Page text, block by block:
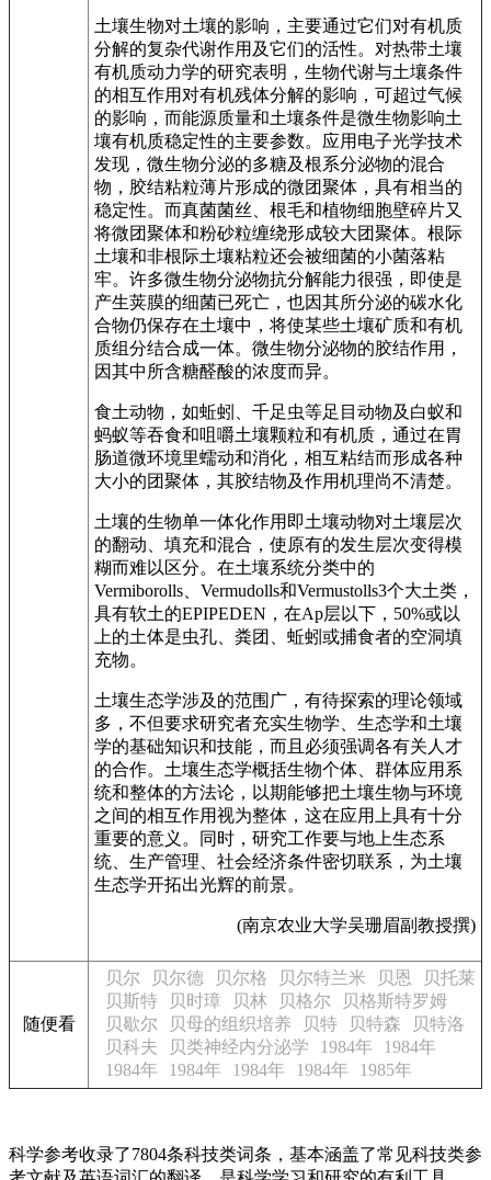
土壤生物对土壤的影响，主要通过它们对有机质
分解的复杂代谢作用及它们的活性。对热带土壤
有机质动力学的研究表明，生物代谢与土壤条件
的相互作用对有机残体分解的影响，可超过气候
的影响，而能源质量和土壤条件是微生物影响土
壤有机质稳定性的主要参数。应用电子光学技术
发现，微生物分泌的多糖及根系分泌物的混合
物，胶结粘粒薄片形成的微团聚体，具有相当的
稳定性。而真菌菌丝、根毛和植物细胞壁碎片又
将微团聚体和粉砂粒缠绕形成较大团聚体。根际
土壤和非根际土壤粘粒还会被细菌的小菌落粘
牢。许多微生物分泌物抗分解能力很强，即使是
产生荚膜的细菌已死亡，也因其所分泌的碳水化
合物仍保存在土壤中，将使某些土壤矿质和有机
质组分结合成一体。微生物分泌物的胶结作用，
因其中所含糖醛酸的浓度而异。
食土动物，如蚯蚓、千足虫等足目动物及白蚁和
蚂蚁等吞食和咀嚼土壤颗粒和有机质，通过在胃
肠道微环境里蠕动和消化，相互粘结而形成各种
大小的团聚体，其胶结物及作用机理尚不清楚。
土壤的生物单一体化作用即土壤动物对土壤层次
的翻动、填充和混合，使原有的发生层次变得模
糊而难以区分。在土壤系统分类中的
Vermiborolls、Vermudolls和Vermustolls3个大土类，
具有软土的EPIPEDEN，在Ap层以下，50%或以
上的土体是虫孔、粪团、蚯蚓或捕食者的空洞填
充物。
土壤生态学涉及的范围广，有待探索的理论领域
多，不但要求研究者充实生物学、生态学和土壤
学的基础知识和技能，而且必须强调各有关人才
的合作。土壤生态学概括生物个体、群体应用系
统和整体的方法论，以期能够把土壤生物与环境
之间的相互作用视为整体，这在应用上具有十分
重要的意义。同时，研究工作要与地上生态系
统、生产管理、社会经济条件密切联系，为土壤
生态学开拓出光辉的前景。
(南京农业大学吴珊眉副教授撰)
随便看
贝尔 贝尔德 贝尔格 贝尔特兰米 贝恩
贝托莱
贝斯特
贝时璋 贝林 贝格尔
贝格斯特罗姆
贝歇尔
贝母的组织培养 贝特 贝特森
贝特洛
贝科夫
贝类神经内分泌学 1984年
1984年
1984年
1984年 1984年 1984年 1985年
科学参考收录了7804条科技类词条，基本涵盖了常见科技类参